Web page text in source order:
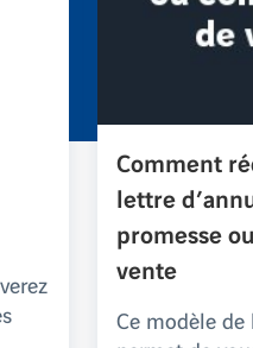
Comment
lettre
promesse
vente
Ce modèle